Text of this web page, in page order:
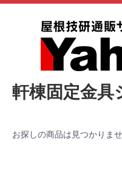
軒棟固定金具
お探しの商品は見つかりま